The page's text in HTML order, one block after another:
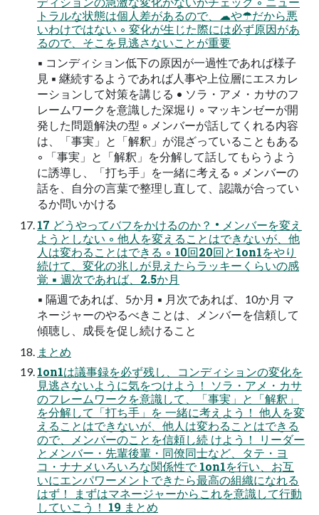
トラルな状態は個人差があるので、☁や☂だから悪
いわけではない ◦ 変化が生じた際には必ず原因があ
るので、そこを見逃さないことが重要
▪ コンディション低下の原因が一過性であれば様子
見 ▪ 継続するようであれば人事や上位層にエスカレ
ーションして対策を講じる • ソラ・アメ・カサのフ
レームワークを意識した深堀り ◦ マッキンゼーが開
発した問題解決の型 ◦ メンバーが話してくれる内容
は、「事実」と「解釈」が混ざっていることもある
◦ 「事実」と「解釈」を分解して話してもらうよう
に誘導し、「打ち手」を一緒に考える ◦ メンバーの
話を、自分の言葉で整理し直して、認識が合ってい
るか問いかける
17 どうやってバフをかけるのか？ • メンバーを変え
ようとしない ◦ 他人を変えることはできないが、他
人は変わることはできる ◦ 10回20回と1on1をやり
続けて、変化の兆しが見えたらラッキーくらいの感
覚 ▪ 週次であれば、2.5か月
▪ 隔週であれば、5か月 ▪ 月次であれば、10か月 マ
ネージャーのやるべきことは、メンバーを信頼して
傾聴し、成長を促し続けること
まとめ
1on1は議事録を必ず残し、コンディションの変化を
見逃さないように気をつけよう！ ソラ・アメ・カサ
のフレームワークを意識して、「事実」と「解釈」
を分解して「打ち手」を 一緒に考えよう！ 他人を変
えることはできないが、他人は変わることはできる
ので、メンバーのことを信頼し続 けよう！ リーダー
とメンバー・先輩後輩・同僚同士など、タテ・ヨ
コ・ナナメいろいろな関係性で 1on1を行い、お互
いにエンパワーメントできたら最高の組織になれる
はず！ まずはマネージャーからこれを意識して行動
していこう！ 19 まとめ